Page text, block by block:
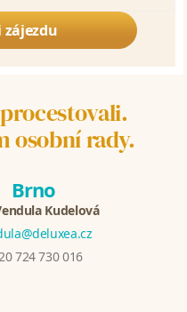
zájezdu
osobní rady.
Brno
Kudelová
724 730 016